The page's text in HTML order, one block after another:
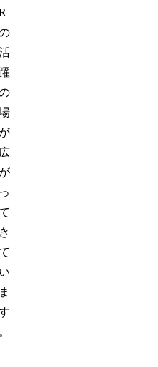
躍
が
広
が
っ
き
い
ま
。